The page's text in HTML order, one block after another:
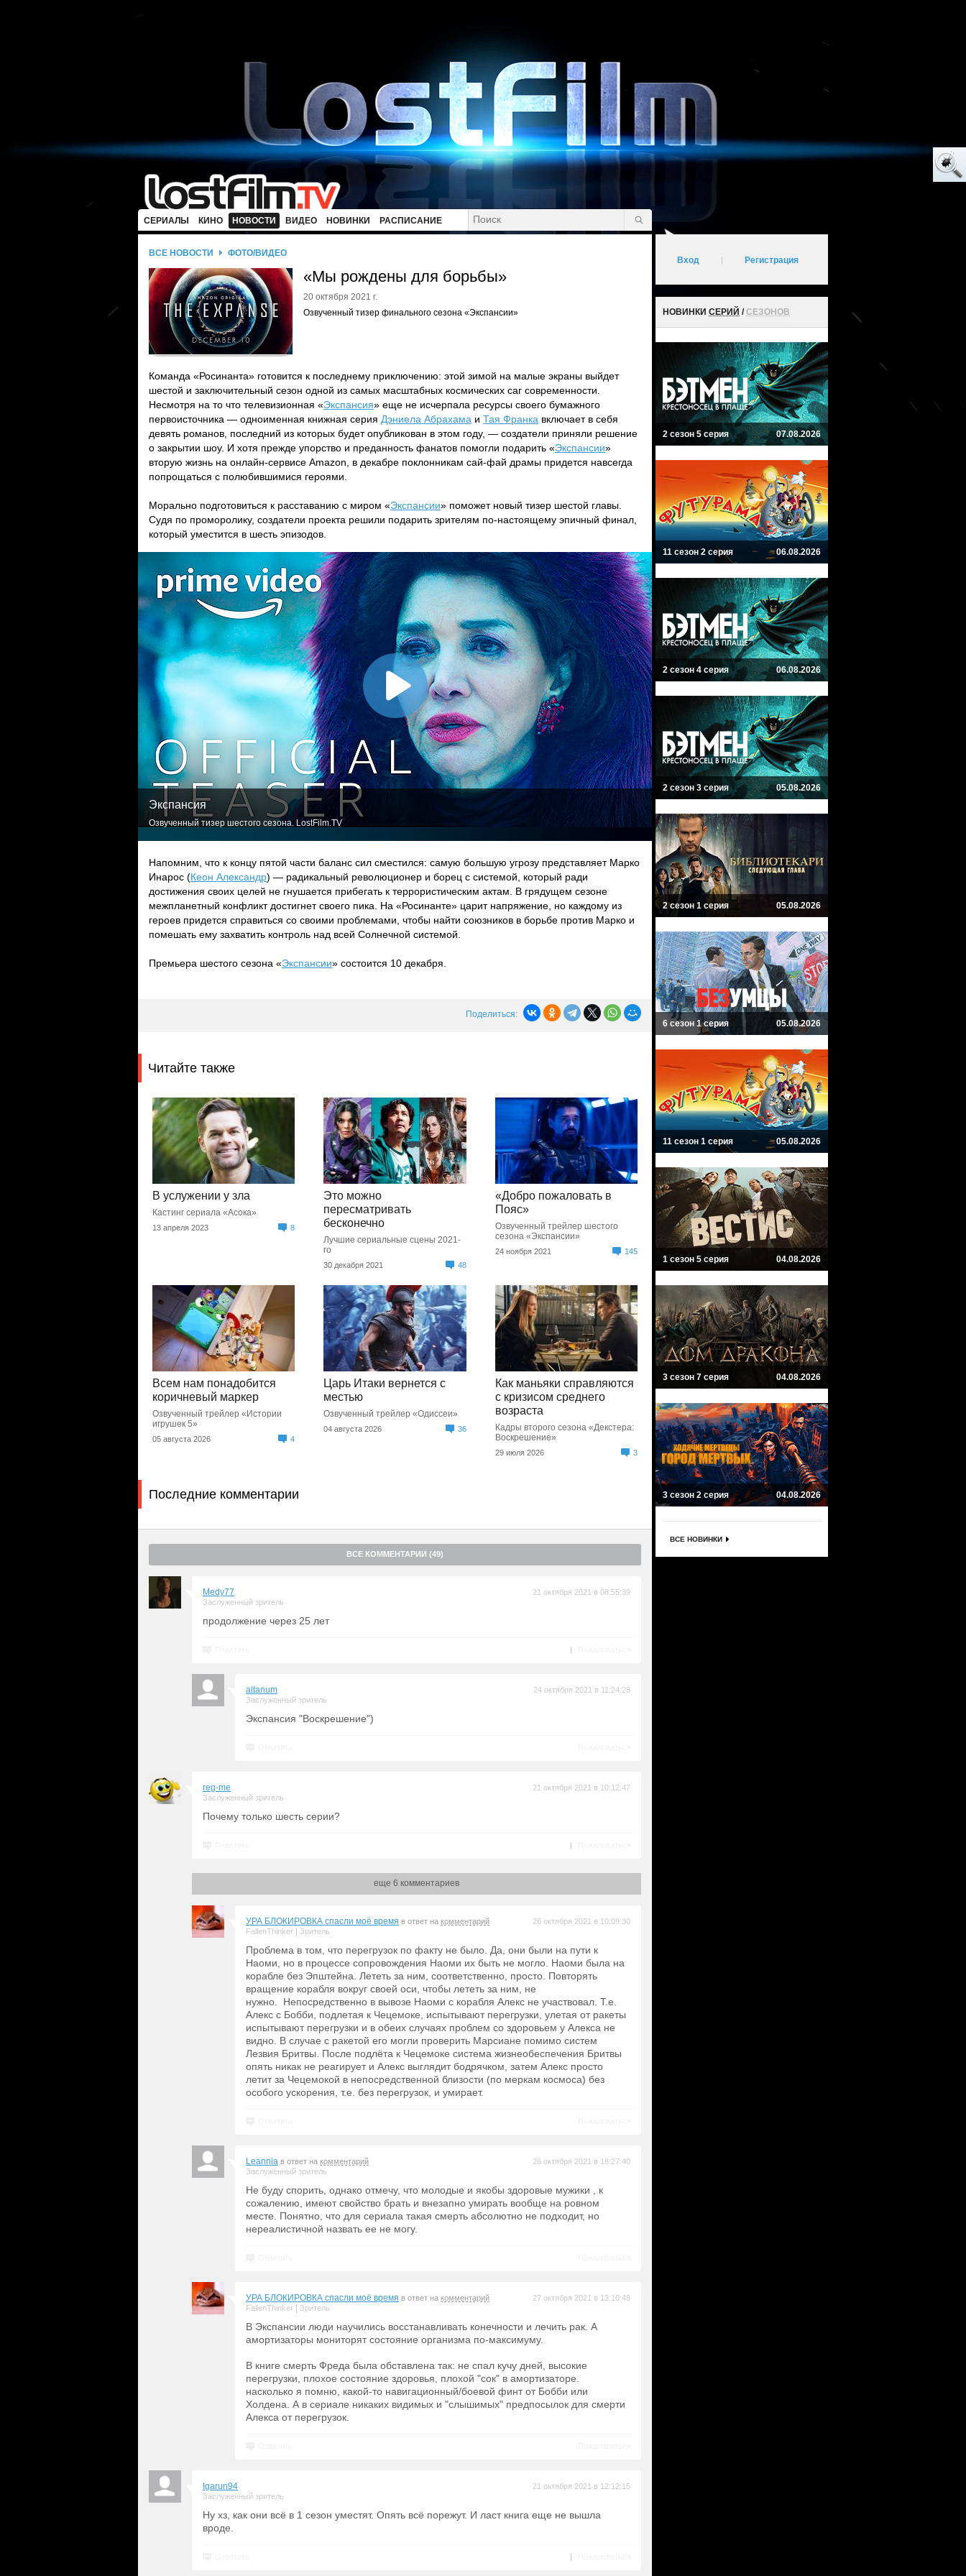
СЕРИАЛЫ КИНО НОВОСТИ ВИДЕО НОВИНКИ РАСПИСАНИЕ
ВСЕ НОВОСТИ ФОТО/ВИДЕО
«Мы рождены для борьбы»
20 октября 2021 г.
Озвученный тизер финального сезона «Экспансии»
Команда «Росинанта» готовится к последнему приключению: этой зимой на малые экраны выйдет
шестой и заключительный сезон одной из самых масштабных космических саг современности.
Несмотря на то что телевизионная «Экспансия» еще не исчерпала ресурсы своего бумажного
первоисточника — одноименная книжная серия Дэниела Абрахама и Тая Франка включает в себя
девять романов, последний из которых будет опубликован в этом году, — создатели приняли решение
о закрытии шоу. И хотя прежде упорство и преданность фанатов помогли подарить «Экспансии»
вторую жизнь на онлайн-сервисе Amazon, в декабре поклонникам сай-фай драмы придется навсегда
попрощаться с полюбившимися героями.
Морально подготовиться к расставанию с миром «Экспансии» поможет новый тизер шестой главы.
Судя по проморолику, создатели проекта решили подарить зрителям по-настоящему эпичный финал,
который уместится в шесть эпизодов.
Экспансия
Озвученный тизер шестого сезона. LostFilm.TV
Напомним, что к концу пятой части баланс сил сместился: самую большую угрозу представляет Марко
Инарос (Кеон Александр) — радикальный революционер и борец с системой, который ради
достижения своих целей не гнушается прибегать к террористическим актам. В грядущем сезоне
межпланетный конфликт достигнет своего пика. На «Росинанте» царит напряжение, но каждому из
героев придется справиться со своими проблемами, чтобы найти союзников в борьбе против Марко и
помешать ему захватить контроль над всей Солнечной системой.
Премьера шестого сезона «Экспансии» состоится 10 декабря.
Поделиться:
Читайте также
В услужении у зла
Кастинг сериала «Асока»
13 апреля 2023 8
Это можно
пересматривать
бесконечно
Лучшие сериальные сцены 2021-
го
30 декабря 2021 48
«Добро пожаловать в
Пояс»
Озвученный трейлер шестого
сезона «Экспансии»
24 ноября 2021 145
Всем нам понадобится
коричневый маркер
Озвученный трейлер «Истории
игрушек 5»
05 августа 2026 4
Царь Итаки вернется с
местью
Озвученный трейлер «Одиссеи»
04 августа 2026 36
Как маньяки справляются
с кризисом среднего
возраста
Кадры второго сезона «Декстера:
Воскрешение»
29 июля 2026 3
Последние комментарии
ВСЕ КОММЕНТАРИИ (49)
Medy77
Заслуженный зритель
21 октября 2021 в 08:55:39
продолжение через 25 лет
|
altanum
Заслуженный зритель
24 октября 2021 в 11:24:28
Экспансия "Воскрешение")
reg-me
Заслуженный зритель
21 октября 2021 в 10:12:47
Почему только шесть серии?
|
еще 6 комментариев
УРА БЛОКИРОВКА спасли моё время в ответ на комментарий
FallenThinker
Зритель
26 октября 2021 в 10:09:30
Проблема в том, что перегрузок по факту не было. Да, они были на пути к
Наоми, но в процессе сопровождения Наоми их быть не могло. Наоми была на
корабле без Эпштейна. Лететь за ним, соответственно, просто. Повторять
вращение корабля вокруг своей оси, чтобы лететь за ним, не
нужно. Непосредственно в вывозе Наоми с корабля Алекс не участвовал. Т.е.
Алекс с Бобби, подлетая к Чецемоке, испытывают перегрузки, улетая от ракеты
испытывают перегрузки и в обеих случаях проблем со здоровьем у Алекса не
видно. В случае с ракетой его могли проверить Марсиане помимо систем
Лезвия Бритвы. После подлёта к Чецемоке система жизнеобеспечения Бритвы
опять никак не реагирует и Алекс выглядит бодрячком, затем Алекс просто
летит за Чецемокой в непосредственной близости (по меркам космоса) без
особого ускорения, т.е. без перегрузок, и умирает.
Leannia в ответ на комментарий
Заслуженный зритель
26 октября 2021 в 18:27:40
Не буду спорить, однако отмечу, что молодые и якобы здоровые мужики , к
сожалению, имеют свойство брать и внезапно умирать вообще на ровном
месте. Понятно, что для сериала такая смерть абсолютно не подходит, но
нереалистичной назвать ее не могу.
УРА БЛОКИРОВКА спасли моё время в ответ на комментарий
FallenThinker
Зритель
27 октября 2021 в 13:10:48
В Экспансии люди научились восстанавливать конечности и лечить рак. А
амортизаторы мониторят состояние организма по-максимуму.
В книге смерть Фреда была обставлена так: не спал кучу дней, высокие
перегрузки, плохое состояние здоровья, плохой "сок" в амортизаторе.
насколько я помню, какой-то навигационный/боевой финт от Бобби или
Холдена. А в сериале никаких видимых и "слышимых" предпосылок для смерти
Алекса от перегрузок.
Igarun94
Заслуженный зритель
21 октября 2021 в 12:12:15
Ну хз, как они всё в 1 сезон уместят. Опять всё порежут. И ласт книга еще не вышла
вроде.
|
Вход Регистрация
НОВИНКИ СЕРИЙ /СЕЗОНОВ
2 сезон 5 серия 07.08.2026
11 сезон 2 серия 06.08.2026
2 сезон 4 серия 06.08.2026
2 сезон 3 серия 05.08.2026
2 сезон 1 серия 05.08.2026
6 сезон 1 серия 05.08.2026
11 сезон 1 серия 05.08.2026
1 сезон 5 серия 04.08.2026
3 сезон 7 серия 04.08.2026
3 сезон 2 серия 04.08.2026
ВСЕ НОВИНКИ